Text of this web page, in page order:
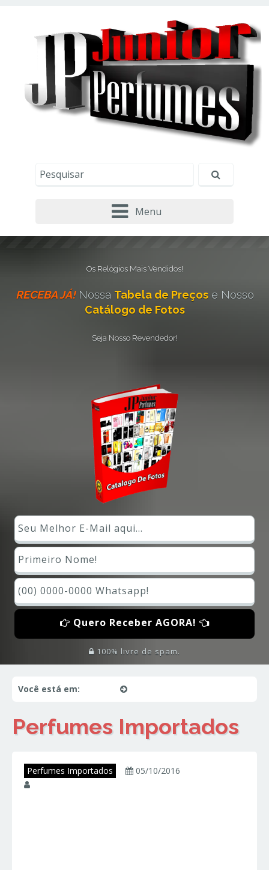
Menu
Os Relógios Mais Vendidos!
RECEBA JÁ!Nossa Tabela de Preçose Nosso
Catálogo de Fotos
Seja Nosso Revendedor!
Quero Receber AGORA!
100% livre de spam.
Você está em:
Perfumes Importados
Perfumes Importados
05/10/2016
para lembrar e entender como você usa nosso
site, analisar seu uso de nossos produtos e
serviços, ajudar com nossos esforços de
marketing e fornecer conteúdo de terceiros. Leia
Política de Cookies e Privacidade
Eu aceito